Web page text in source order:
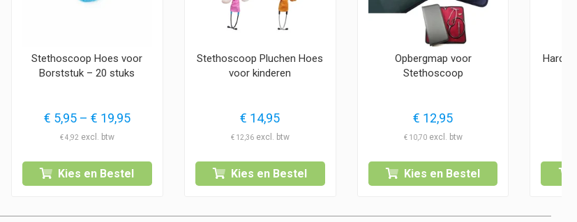
Stethoscoop Hoes voor
Borststuk – 20 stuks
€ 5,95 – € 19,95Prijsklasse:
€ 19,95
€4,92
Kies en Bestel
Stethoscoop Pluchen Hoes
voor kinderen
€ 14,95
€12,36
Kies en Bestel
Opbergmap voor
Stethoscoop
€ 12,95
€10,70
Kies en Bestel